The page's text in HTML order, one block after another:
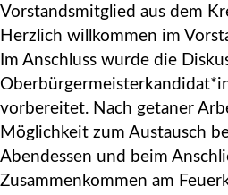
Vorstandsmitglied aus dem
Herzlich willkommen im
Im Anschluss wurde die
vorbereitet. Nach getaner
Möglichkeit zum Austausch
Abendessen und beim
Zusammenkommen am